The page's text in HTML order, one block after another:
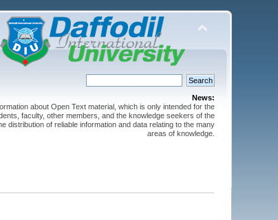
News:
about Open Text material, which is only intended for the
faculty, other members, and the knowledge seekers of the
distribution of reliable information and data relating to the many
areas of knowledge.